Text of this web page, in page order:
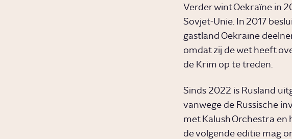
Verder wint Oekraïne in
Sovjet-Unie. In 2017
gastland Oekraïne
omdat zij de wet heeft
de Krim op te treden.
Sinds 2022 is Rusland
vanwege de Russische
met Kalush Orchestra en
de volgende editie mag